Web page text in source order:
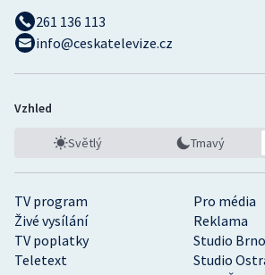
TV program
Pro média
Živé vysílání
Reklama
TV poplatky
Studio Brno
Teletext
Studio
261 136 113
info@ceskatelevize.cz
Vzhled
Světlý Tmavý